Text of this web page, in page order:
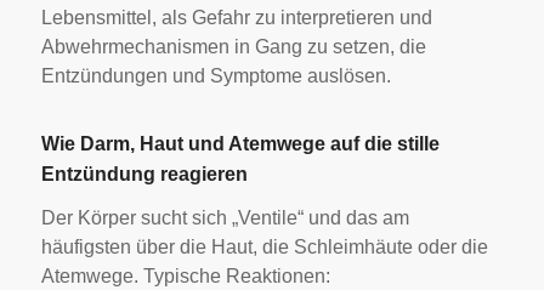
Lebensmittel, als Gefahr zu interpretieren und
Abwehrmechanismen in Gang zu setzen, die
Entzündungen und Symptome auslösen.
Wie Darm, Haut und Atemwege auf die stille
Entzündung reagieren
Der Körper sucht sich „Ventile“ und das am
häufigsten über die Haut, die Schleimhäute oder die
Atemwege. Typische Reaktionen: